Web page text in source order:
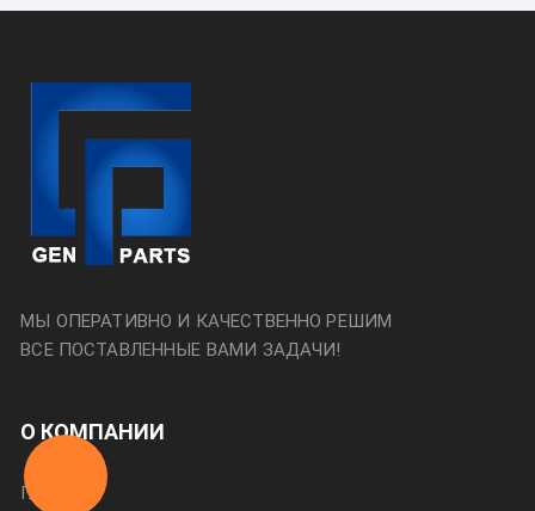
МЫ ОПЕРАТИВНО И КАЧЕСТВЕННО РЕШИМ
ВСЕ ПОСТАВЛЕННЫЕ ВАМИ ЗАДАЧИ!
О КОМПАНИИ
Главная